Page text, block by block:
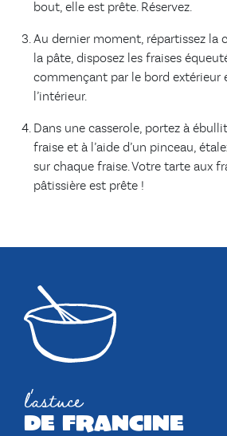
bout, elle est prête. Réservez.
Au dernier moment, répartissez la
la pâte, disposez les fraises
commençant par le bord extérieur
l’intérieur.
Dans une casserole, portez à
fraise et à l’aide d’un pinceau,
sur chaque fraise. Votre tarte aux
pâtissière est prête !
l'astuce
de francine